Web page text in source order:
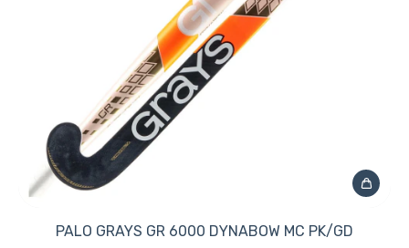
PALO GRAYS GR 6000 DYNABOW MC PK/GD